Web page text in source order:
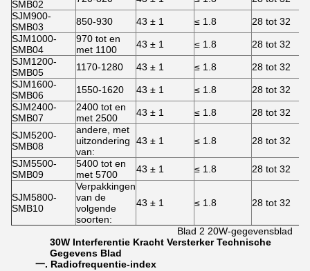
SMB02
SJM900-
SMB03
850-930 43 ± 1 ≤ 1.8
28 tot 32
SJM1000-
SMB04
970 tot en
met 1100
43 ± 1 ≤ 1.8
28 tot 32
SJM1200-
SMB05
1170-1280 43 ± 1 ≤ 1.8
28 tot 32
SJM1600-
SMB06
1550-1620 43 ± 1 ≤ 1.8
28 tot 32
SJM2400-
SMB07
2400 tot en
met 2500
43 ± 1 ≤ 1.8 28 tot 32
SJM5200-
SMB08
andere, met
uitzondering
van:
43 ± 1 ≤ 1.8 28 tot 32
SJM5500-
SMB09
5400 tot en
met 5700
43 ± 1 ≤ 1.8 28 tot 32
SJM5800-
SMB10
Verpakkingen
van de
volgende
soorten:
43 ± 1 ≤ 1.8 28 tot 32
Blad 2 20W-gegevensblad
30W Interferentie Kracht Versterker Technische
Gegevens Blad
一. Radiofrequentie-index